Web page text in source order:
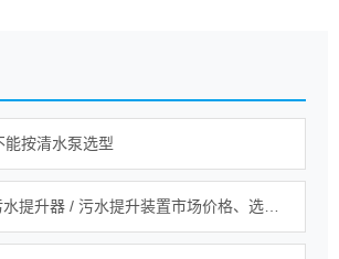
能按清水泵选型